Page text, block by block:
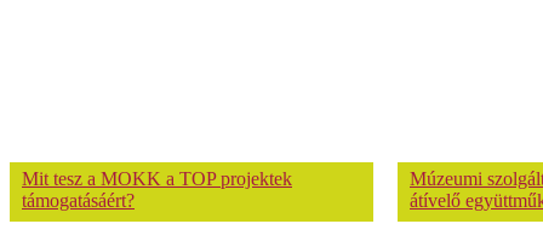
Mit tesz a MOKK a TOP projektek
támogatásáért?
Múzeumi
átívelő